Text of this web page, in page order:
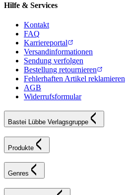
Hilfe & Services
Kontakt
FAQ
Karriereportal
Versandinformationen
Sendung verfolgen
Bestellung retournieren
Fehlerhaften Artikel reklamieren
AGB
Widerrufsformular
Bastei Lübbe Verlagsgruppe
Produkte
Genres